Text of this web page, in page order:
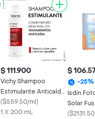
$ 111.900
Vichy Shampoo
Estimulante Anticaída
Energising
($559.50/ml)
1 X 200 mL
$
-25%
Isdin
Solar
Magic
(